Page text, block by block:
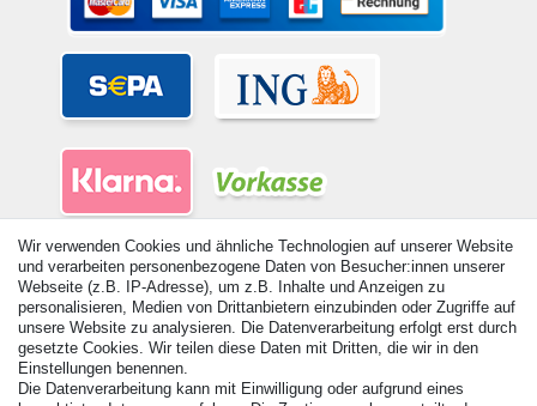
© Copyright 2026 | Alle Rechte vorbehalten. - Alle Rechte vorbehalten.
Preisangaben inkl. gesetzl. 19% MwSt. | Grundpreise siehe Artikeldetail | *Gilt für
Lieferungen nach Deutschland!
Wir verwenden Cookies und ähnliche Technologien auf unserer Website
und verarbeiten personenbezogene Daten von Besucher:innen unserer
Webseite (z.B. IP-Adresse), um z.B. Inhalte und Anzeigen zu
personalisieren, Medien von Drittanbietern einzubinden oder Zugriffe auf
unsere Website zu analysieren. Die Datenverarbeitung erfolgt erst durch
gesetzte Cookies. Wir teilen diese Daten mit Dritten, die wir in den
Einstellungen benennen.
Die Datenverarbeitung kann mit Einwilligung oder aufgrund eines